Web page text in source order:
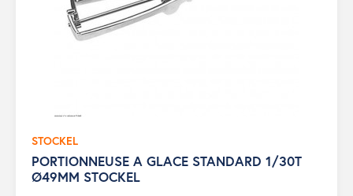
STOCKEL
PORTIONNEUSE A GLACE STANDARD 1/30T
Ø49MM STOCKEL